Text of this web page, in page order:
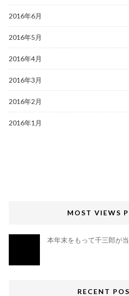
2016年6月
2016年5月
2016年4月
2016年3月
2016年2月
2016年1月
MOST VIEWS
本年末をもって千三郎が当
RECENT